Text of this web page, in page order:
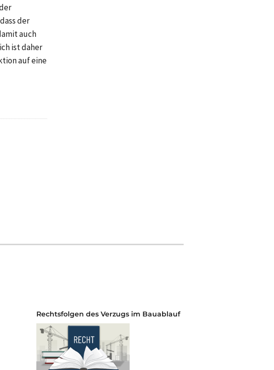
der
auch
ist daher
auf eine
Rechtsfolgen des Verzugs im Bauablauf